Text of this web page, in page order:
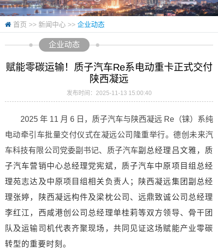
首页 >> 新闻中心 >> 企业动态
企业动态
赋能零碳运输！质子汽车Re系电动重卡正式交付
陕西凝远
发布时间：2025-11-13 15:00:40
2025 年 11 月 6 日，质子汽车与陕西凝远 Re（铼）系纯
电动牵引车批量交付仪式在凝远公司隆重举行。德创未来汽
车科技有限公司党委副书记、质子汽车副总经理吕文雅，质
子汽车营销中心总经理党宪斌，质子汽车中原项目组总经
理苑志达及中原项目组相关负责人；陕西凝远集团副总经
理张婷，陕西凝远构件及梁枕公司、远鼎致诚公司总经理
李红江，西咸港创公司总经理单桂莉等双方领导、骨干团
队及运输司机代表齐聚现场，共同见证这场赋能产业零碳
转型的重要时刻。